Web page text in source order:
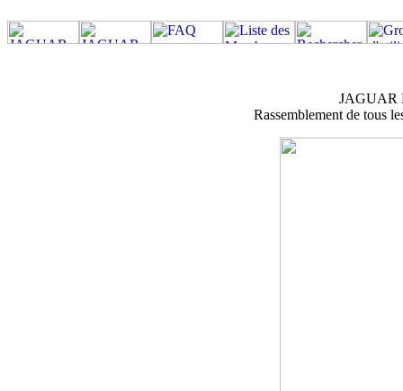
JAGUAR
Rassemblement de tous